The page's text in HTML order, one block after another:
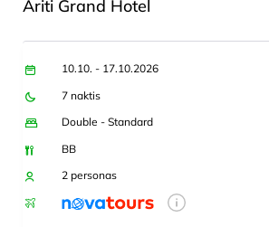
Ariti Grand Hotel
10.10. - 17.10.2026
7 naktis
Double - Standard
BB
2 personas